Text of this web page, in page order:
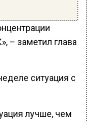
– заметил глава
ситуация с
лучше, чем